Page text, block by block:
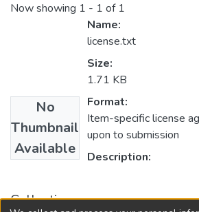
Now showing 1 - 1 of 1
No
Thumbnail
Available
Name:
license.txt
Size:
1.71 KB
Format:
Item-specific license
upon to submission
Description:
Collections